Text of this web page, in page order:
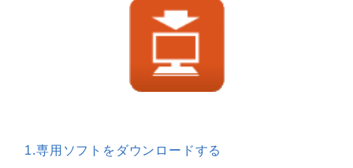
1.専用ソフトをダウンロードする